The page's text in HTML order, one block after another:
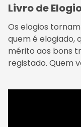
Livro de
Os elogios
quem é elogiado,
mérito aos bons
registado. Quem